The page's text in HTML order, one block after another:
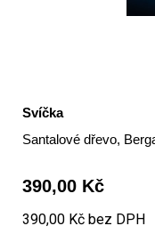
Svíčka
Santalové dřevo,
390,00 Kč
390,00 Kč bez DPH